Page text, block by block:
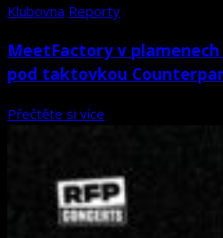
Klubovna Reporty
MeetFactory v
pod taktovkou
Přečtěte si více